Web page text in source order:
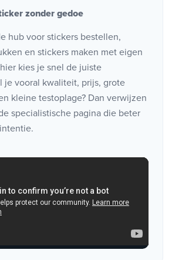
zonder gedoe
hub voor stickers bestellen,
en stickers maken met eigen
kies je snel de juiste
je vooral kwaliteit, prijs, grote
kleine testoplage? Dan verwijzen
specialistische pagina die beter